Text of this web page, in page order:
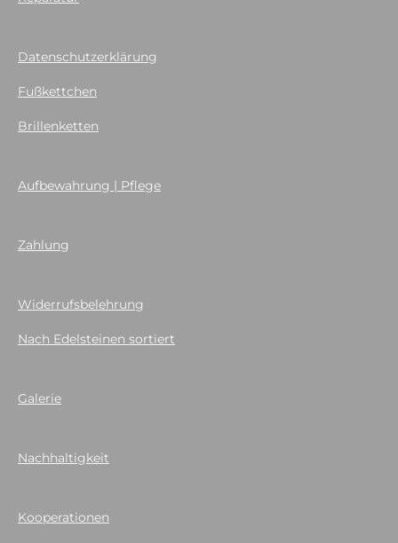
Datenschutzerklärung
Fußkettchen
Brillenketten
Aufbewahrung | Pflege
Zahlung
Widerrufsbelehrung
Nach Edelsteinen sortiert
Galerie
Nachhaltigkeit
Kooperationen